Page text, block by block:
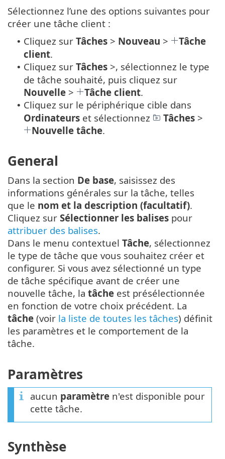
Sélectionnez l’une des options suivantes pour
créer une tâche client :
• Cliquez sur Tâches > Nouveau >
Tâche
client.
• Cliquez sur Tâches >, sélectionnez le type
de tâche souhaité, puis cliquez sur
Nouvelle > Tâche client.
• Cliquez sur le périphérique cible dans
Ordinateurs et sélectionnez Tâches >
Nouvelle tâche.
General
Dans la section De base, saisissez des
informations générales sur la tâche, telles
que le nom et la description (facultatif).
Cliquez sur Sélectionner les balises pour
attribuer des balises.
Dans le menu contextuel Tâche, sélectionnez
le type de tâche que vous souhaitez créer et
configurer. Si vous avez sélectionné un type
de tâche spécifique avant de créer une
nouvelle tâche, la tâche est présélectionnée
en fonction de votre choix précédent. La
tâche (voir la liste de toutes les tâches) définit
les paramètres et le comportement de la
tâche.
Paramètres
aucun paramètre n'est disponible pour
cette tâche.
Synthèse